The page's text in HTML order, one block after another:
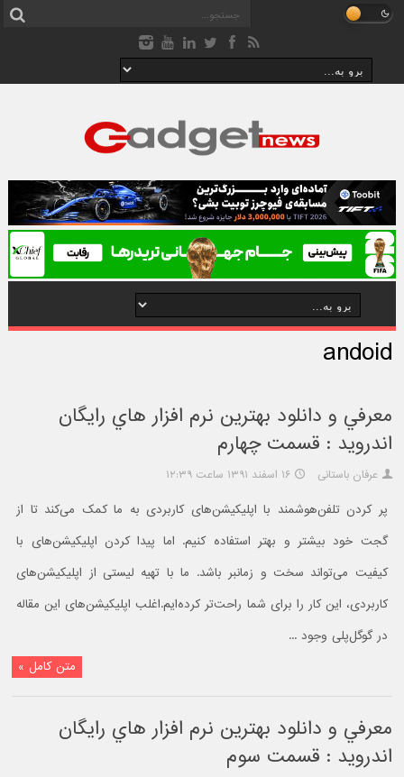
andoid
معرفي و دانلود بهترين نرم افزار هاي رايگان
اندرويد : قسمت چهارم
عرفان باستانی ۱۶ اسفند ۱۳۹۱ ساعت ۱۲:۳۹
پر کردن تلفن‌هوشمند با اپلیکیشن‌های کاربردی به ما کمک می‌کند تا از
گجت خود بیشتر و بهتر استفاده کنیم. اما پیدا کردن اپلیکیشن‌های با
کیفیت می‌تواند سخت و زمانبر باشد. ما با تهیه لیستی از اپلیکیشن‌های
کاربردی، این کار را برای شما راحت‌تر کرده‌ایم.اغلب اپلیکیشن‌های این مقاله
در گوگل‌پلی وجود ...
متن کامل »
معرفي و دانلود بهترين نرم افزار هاي رايگان
اندرويد : قسمت سوم